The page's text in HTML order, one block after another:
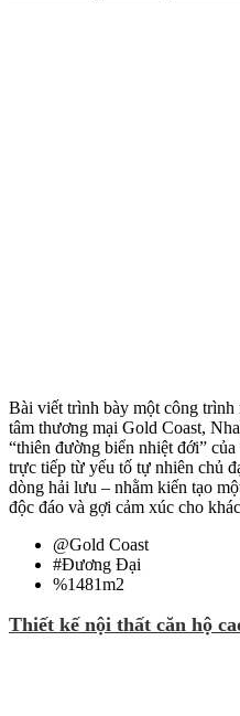
Bài viết trình bày một công
tâm thương mại Gold Coast,
“thiên đường biển nhiệt đới”
trực tiếp từ yếu tố tự nhiên chủ
dòng hải lưu – nhằm kiến tạo
độc đáo và gợi cảm xúc cho
@Gold Coast
#Đương Đại
%1481m2
Thiết kế nội thất căn hộ